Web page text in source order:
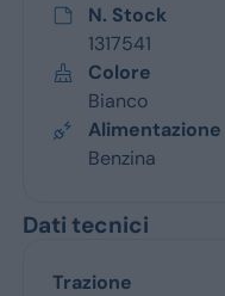
N. Stock
1317541
Colore
Bianco
Alimentazione
Benzina
Dati tecnici
Trazione